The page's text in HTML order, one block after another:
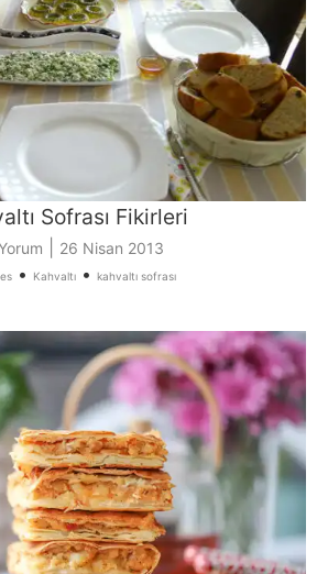
Sofrası Fikirleri
26 Nisan 2013
• Kahvaltı • kahvaltı sofrası